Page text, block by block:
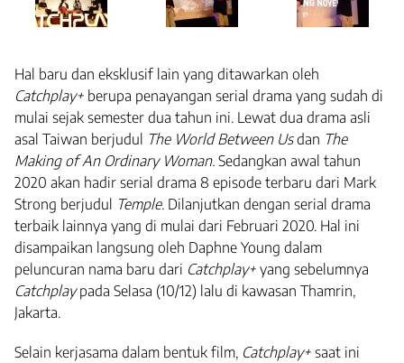
Hal baru dan eksklusif lain yang ditawarkan oleh
Catchplay+ berupa penayangan serial drama yang sudah di
mulai sejak semester dua tahun ini. Lewat dua drama asli
asal Taiwan berjudul The World Between Usdan The
Making of An Ordinary Woman. Sedangkan awal tahun
2020 akan hadir serial drama 8 episode terbaru dari Mark
Strong berjudul Temple. Dilanjutkan dengan serial drama
terbaik lainnya yang di mulai dari Februari 2020. Hal ini
disampaikan langsung oleh Daphne Young dalam
peluncuran nama baru dari Catchplay+ yang sebelumnya
Catchplaypada Selasa (10/12) lalu di kawasan Thamrin,
Jakarta.
Selain kerjasama dalam bentuk film, Catchplay+ saat ini